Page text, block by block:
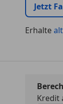
Jetzt
Erhalte
Kredit